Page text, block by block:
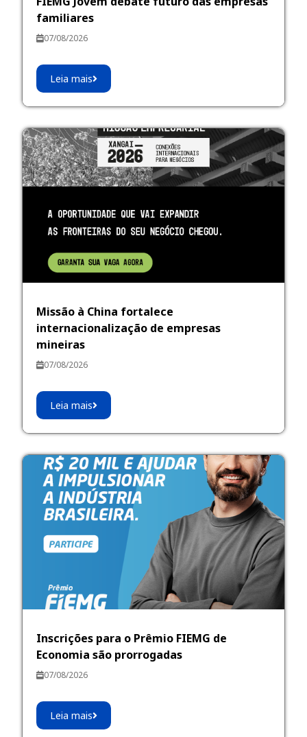
familiares
07/08/2026
Leia mais
Missão à China fortalece
internacionalização de empresas
mineiras
07/08/2026
Leia mais
Inscrições para o Prêmio FIEMG de
Economia são prorrogadas
07/08/2026
Leia mais